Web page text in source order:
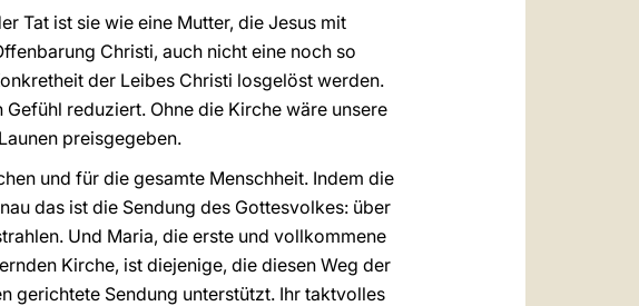
Tat ist sie wie eine Mutter, die Jesus mit
Christi, auch nicht eine noch so
der Leibes Christi losgelöst werden.
reduziert. Ohne die Kirche wäre unsere
preisgegeben.
und für die gesamte Menschheit. Indem die
das ist die Sendung des Gottesvolkes: über
Und Maria, die erste und vollkommene
Kirche, ist diejenige, die diesen Weg der
gerichtete Sendung unterstützt. Ihr taktvolles